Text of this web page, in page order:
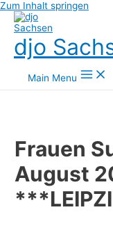
Zum Inhalt springen
djo
Main Menu
Frauen
August